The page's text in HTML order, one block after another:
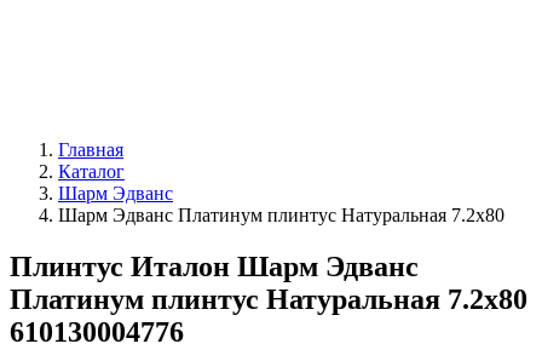
Главная
Каталог
Шарм Эдванс
Шарм Эдванс Платинум плинтус Натуральная 7.2x80
Плинтус Италон Шарм Эдванс
Платинум плинтус Натуральная 7.2x80
610130004776